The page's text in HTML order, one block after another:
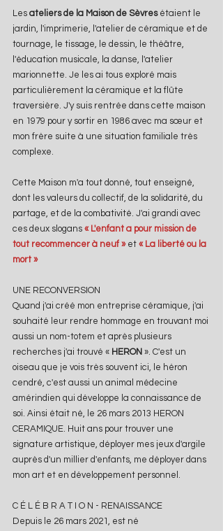
Les ateliers de la Maison de Sèvres étaient le
jardin, l'imprimerie, l'atelier de céramique et de
tournage, le tissage, le dessin, le théâtre,
l'éducation musicale, la danse, l'atelier
marionnette. Je les ai tous exploré mais
particulièrement la céramique et la flûte
traversière. J'y suis rentrée dans cette maison
en 1979 pour y sortir en 1986 avec ma sœur et
mon frère suite à une situation familiale très
complexe.
Cette Maison m'a tout donné, tout enseigné,
dont les valeurs du collectif, de la solidarité, du
partage, et de la combativité. J'ai grandi avec
ces deux slogans « L'enfant a pour mission de
tout recommencer à neuf » et « La liberté ou la
mort »
UNE RECONVERSION
Quand j'ai créé mon entreprise céramique, j'ai
souhaité leur rendre hommage en trouvant moi
aussi un nom-totem et après plusieurs
recherches j'ai trouvé « HERON ». C'est un
oiseau que je vois très souvent ici, le héron
cendré, c'est aussi un animal médecine
amérindien qui développe la connaissance de
soi. Ainsi était né, le 26 mars 2013 HERON
CERAMIQUE. Huit ans pour trouver une
signature artistique, déployer mes jeux d'argile
auprès d'un millier d'enfants, me déployer dans
mon art et en développement personnel.
C É L É B R A T I O N - RENAISSANCE
Depuis le 26 mars 2021, est né